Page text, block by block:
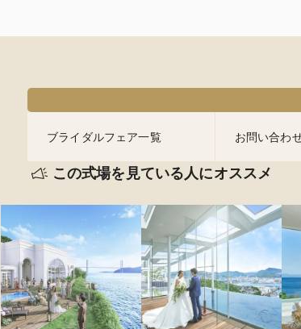
ブライダルフェア一覧 お問い合わ
この式場を見ている人にオススメ